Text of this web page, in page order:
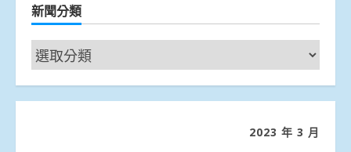
新聞分類
新
聞
分
2023 年 3 月